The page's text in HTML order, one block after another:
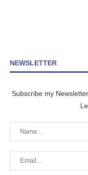
NEWSLETTER
Subscribe my